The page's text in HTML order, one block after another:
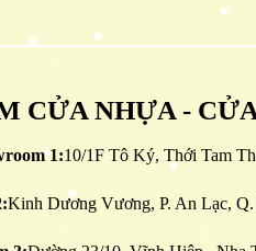
CỬA NHỰA -
1:10/1F Tô Ký, Thới Tam
Kinh Dương Vương, P. An Lạc,